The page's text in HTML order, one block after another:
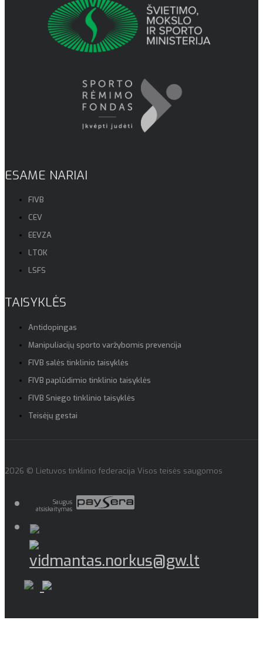
ESAME NARIAI
FIVB
CEV
EEVZA
LTOK
LSFS
TAISYKLĖS
Antidopingas
Manipuliacijų sporto varžybomis prevencija
FIVB salės tinklinio taisyklės
FIVB paplūdimio tinklinio taisyklės
FIVB Sniego tinklinio taisyklės
Teisėjų gestai
2026 © Lietuvos tinklinio federacija Visos teisės saugomos
Saugus
atsiskaitymas